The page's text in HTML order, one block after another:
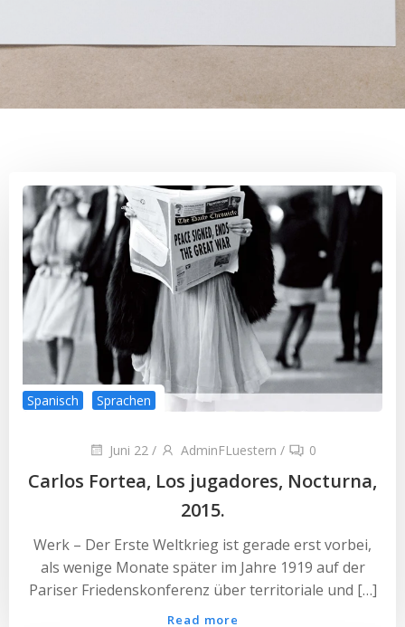
Spanisch Sprachen
Juni 22 / AdminFLuestern / 0
Carlos Fortea, Los jugadores, Nocturna,
2015.
Werk – Der Erste Weltkrieg ist gerade erst vorbei,
als wenige Monate später im Jahre 1919 auf der
Pariser Friedenskonferenz über territoriale und […]
Read more